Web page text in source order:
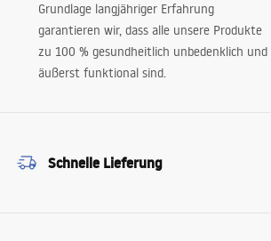
Grundlage langjähriger Erfahrung
garantieren wir, dass alle unsere Produkte
zu 100 % gesundheitlich unbedenklich und
äußerst funktional sind.
Schnelle Lieferung